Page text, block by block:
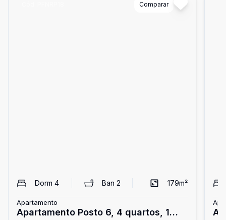
Comparar
Dorm 4 Ban2 179m²
Apartamento
Apartamento Posto 6, 4 quartos, 1